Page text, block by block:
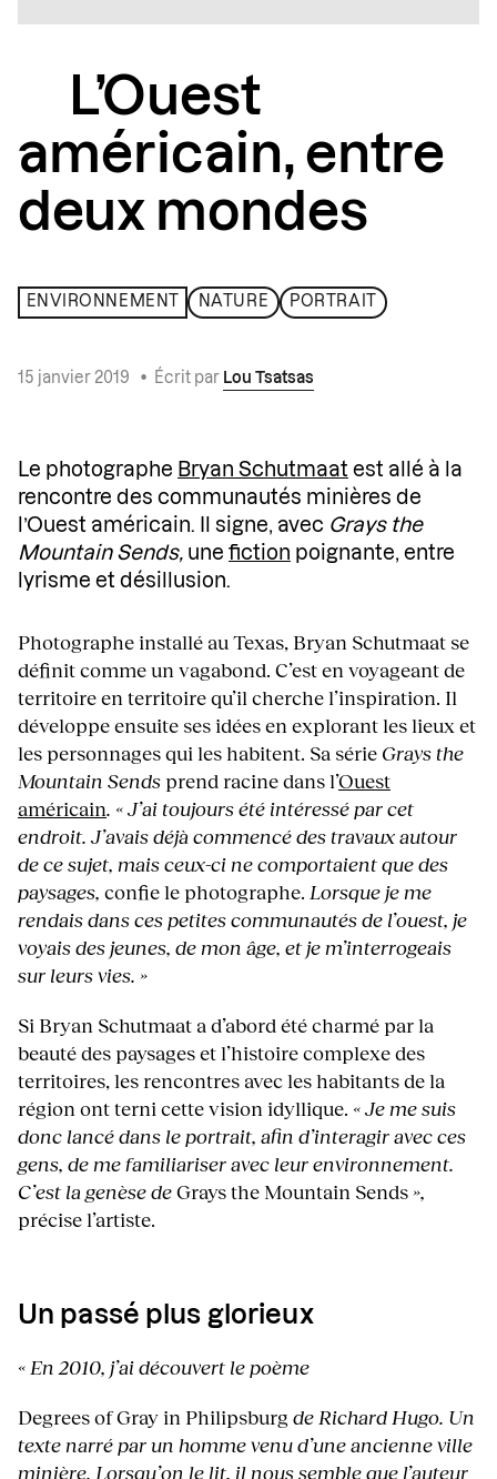
L’Ouest
américain, entre
deux mondes
ENVIRONNEMENT NATURE PORTRAIT
15 janvier 2019 • Écrit par Lou Tsatsas
Le photographe Bryan Schutmaat est allé à la
rencontre des communautés minières de
l’Ouest américain. Il signe, avec Grays the
Mountain Sends, une fiction poignante, entre
lyrisme et désillusion.
Photographe installé au Texas, Bryan Schutmaat se
définit comme un vagabond. C’est en voyageant de
territoire en territoire qu’il cherche l’inspiration. Il
développe ensuite ses idées en explorant les lieux et
les personnages qui les habitent. Sa série Grays the
Mountain Sendsprend racine dans l’Ouest
américain. « J’ai toujours été intéressé par cet
endroit. J’avais déjà commencé des travaux autour
de ce sujet, mais ceux-ci ne comportaient que des
paysages, confie le photographe. Lorsque je me
rendais dans ces petites communautés de l’ouest, je
voyais des jeunes, de mon âge, et je m’interrogeais
sur leurs vies. »
Si Bryan Schutmaat a d’abord été charmé par la
beauté des paysages et l’histoire complexe des
territoires, les rencontres avec les habitants de la
région ont terni cette vision idyllique. « Je me suis
donc lancé dans le portrait, afin d’interagir avec ces
gens, de me familiariser avec leur environnement.
C’est la genèse deGrays the Mountain Sends»,
précise l’artiste.
Un passé plus glorieux
« En 2010, j’ai découvert le poème
Degrees of Gray in Philipsburg de Richard Hugo. Un
texte narré par un homme venu d’une ancienne ville
minière. Lorsqu’on le lit, il nous semble que l’auteur